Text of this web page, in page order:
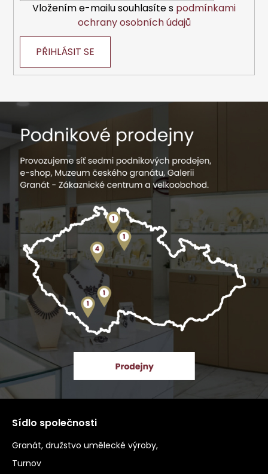
Vložením e-mailu souhlasíte s podmínkami
ochrany osobních údajů
PŘIHLÁSIT SE
Sídlo společnosti
Granát, družstvo umělecké výroby,
Turnov